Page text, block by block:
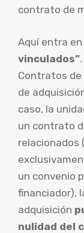
contrato de
Aquí entra
vinculados”
Contratos de
de
caso, la
un contrato
relacionados
un convenio
financiador),
adquisición
nulidad del